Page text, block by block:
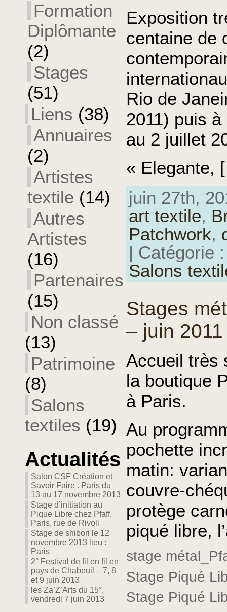
Formation
Diplômante
(2)
Stages
(51)
Liens (38)
Annuaires
(2)
Artistes
textile (14)
Autres
Artistes
(16)
Partenaires
(15)
Non classé
(13)
Patrimoine
(8)
Salons
textiles (19)
Actualités
Salon CSF Création et
Savoir Faire . Paris du
13 au 17 novembre 2013
Stage d’initiation au
Pique Libre chez Pfaff,
Paris, rue de Rivoli
Stage de shibori le 12
novembre 2013 lieu :
Paris
2° Festival de fil en fil en
pays de Chabeuil – 7, 8
et 9 juin 2013
les Za’Z’Arts du 15°,
vendredi 7 juin 2013
Exposition
centaine de
Rio de
2011) puis
au 2 juillet
« Elegante,
juin 27th,
art textile,
Patchwork,
| Catégorie
Salons
Stages
– juin
Accueil très
la boutique
à Paris.
Au
pochette
matin:
couvre-
protège
piqué libre,
stage
Stage Piqué
Stage Piqué